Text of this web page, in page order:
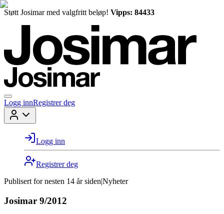
Støtt Josimar med valgfritt beløp! Vipps: 84433
Logg innRegistrer deg
Logg inn
Registrer deg
Publisert for nesten 14 år siden|Nyheter
Josimar 9/2012